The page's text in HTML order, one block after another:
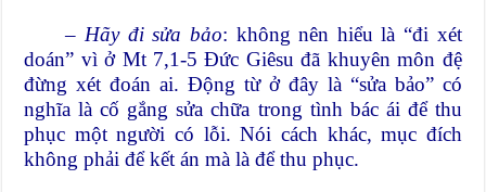
– Hãy đi sửa bảo: không nên hiểu là “đi xét
doán” vì ở Mt 7,1-5 Đức Giêsu đã khuyên môn đệ
đừng xét đoán ai. Động từ ở đây là “sửa bảo” có
nghĩa là cố gắng sửa chữa trong tình bác ái để thu
phục một người có lỗi. Nói cách khác, mục đích
không phải để kết án mà là để thu phục.